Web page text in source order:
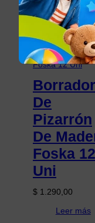
ARTE Y
MANUALIDADES
Borrador
De
Pizarrón
De
Foska 12
Uni
$ 1.290,00
Leer más